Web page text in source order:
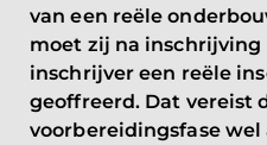
van een reële
moet zij na inschrijving
inschrijver een reële
geoffreerd. Dat vereist
voorbereidingsfase